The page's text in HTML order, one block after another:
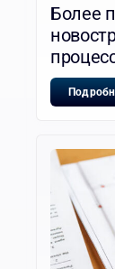
Более